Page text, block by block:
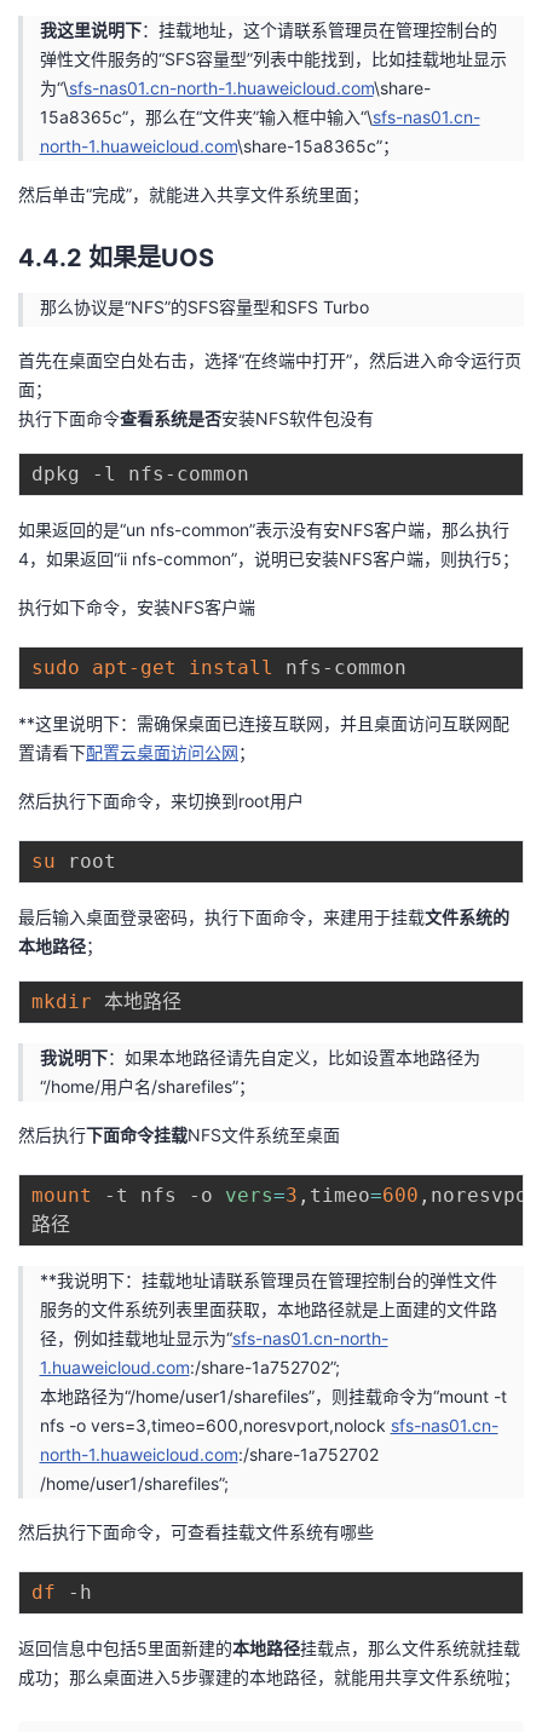
我这里说明下：挂载地址，这个请联系管理员在管理控制台的
弹性文件服务的“SFS容量型”列表中能找到，比如挂载地址显示
为“\sfs-nas01.cn-north-1.huaweicloud.com\share-
15a8365c”，那么在“文件夹”输入框中输入“\sfs-nas01.cn-
north-1.huaweicloud.com\share-15a8365c”；
然后单击“完成”，就能进入共享文件系统里面；
4.4.2 如果是UOS
那么协议是“NFS”的SFS容量型和SFS Turbo
首先在桌面空白处右击，选择“在终端中打开”，然后进入命令运行页
面；
执行下面命令查看系统是否安装NFS软件包没有
如果返回的是“un nfs-common”表示没有安NFS客户端，那么执行
4，如果返回“ii nfs-common”，说明已安装NFS客户端，则执行5；
执行如下命令，安装NFS客户端
sudo apt-get install
**这里说明下：需确保桌面已连接互联网，并且桌面访问互联网配
置请看下配置云桌面访问公网；
然后执行下面命令，来切换到root用户
su
最后输入桌面登录密码，执行下面命令，来建用于挂载文件系统的
本地路径；
mkdir
我说明下：如果本地路径请先自定义，比如设置本地路径为
“/home/用户名/sharefiles”；
然后执行下面命令挂载NFS文件系统至桌面
mount -t nfs -o vers=3 ,timeo=600
**我说明下：挂载地址请联系管理员在管理控制台的弹性文件
服务的文件系统列表里面获取，本地路径就是上面建的文件路
径，例如挂载地址显示为“sfs-nas01.cn-north-
1.huaweicloud.com:/share-1a752702”;
本地路径为“/home/user1/sharefiles”，则挂载命令为“mount -t
nfs -o vers=3,timeo=600,noresvport,nolock sfs-nas01.cn-
north-1.huaweicloud.com:/share-1a752702
/home/user1/sharefiles”;
然后执行下面命令，可查看挂载文件系统有哪些
df
返回信息中包括5里面新建的本地路径挂载点，那么文件系统就挂载
成功；那么桌面进入5步骤建的本地路径，就能用共享文件系统啦；